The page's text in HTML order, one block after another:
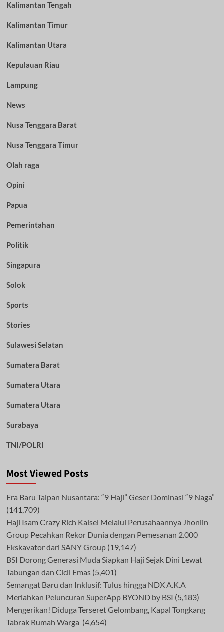
Kalimantan Tengah
Kalimantan Timur
Kalimantan Utara
Kepulauan Riau
Lampung
News
Nusa Tenggara Barat
Nusa Tenggara Timur
Olah raga
Opini
Papua
Pemerintahan
Politik
Singapura
Solok
Sports
Stories
Sulawesi Selatan
Sumatera Barat
Sumatera Utara
Sumatera Utara
Surabaya
TNI/POLRI
Most Viewed Posts
Era Baru Taipan Nusantara: “9 Haji” Geser Dominasi “9 Naga”
(141,709)
Haji Isam Crazy Rich Kalsel Melalui Perusahaannya Jhonlin
Group Pecahkan Rekor Dunia dengan Pemesanan 2.000
Ekskavator dari SANY Group (19,147)
BSI Dorong Generasi Muda Siapkan Haji Sejak Dini Lewat
Tabungan dan Cicil Emas (5,401)
Semangat Baru dan Inklusif: Tulus hingga NDX A.K.A
Meriahkan Peluncuran SuperApp BYOND by BSI (5,183)
Mengerikan! Diduga Terseret Gelombang, Kapal Tongkang
Tabrak Rumah Warga (4,654)